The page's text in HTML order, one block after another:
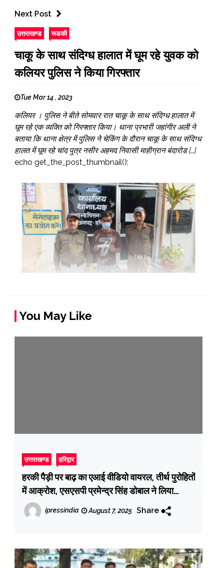
Next Post
उत्तराखण्ड रूडकी
चाकू के साथ संदिग्ध हालात में घूम रहे युवक को
कलियर पुलिस ने किया गिरफ्तार
Tue Mar 14 , 2023
कलियर । पुलिस ने बीते सोमवार रात चाकू के साथ संदिग्ध हालात में
घूम रहे एक व्यक्ति को गिरफ्तार किया। थाना प्रभारी जहांगीर अली ने
बताया कि थाना क्षेत्र में पुलिस ने चेकिंग के दौरान चाकू के साथ संदिग्ध
हालत में घूम रहे चांद पुत्र नसीर अहमद निवासी माहीग्रान बंदारोड […]
echo get_the_post_thumbnail();
You May Like
उत्तराखण्ड हरिद्वार
हरकी पैड़ी पर बाढ़ का एआई वीडियो वायरल, तीर्थ पुरोहितों
में आक्रोश, एसएसपी प्रमेन्द्र सिंह डोबाल ने लिया
संज्ञान, साइबर सेल को वीडियो बनाने वालों की पहचान
कर उनके खिलाफ तत्काल कार्रवाई के दिए निर्देश
ipressindia August 7, 2025 Share